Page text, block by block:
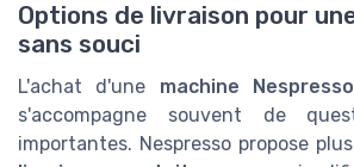
Options de livraison pour
sans souci
L'achat d'une machine
s'accompagne souvent de
importantes. Nespresso propose